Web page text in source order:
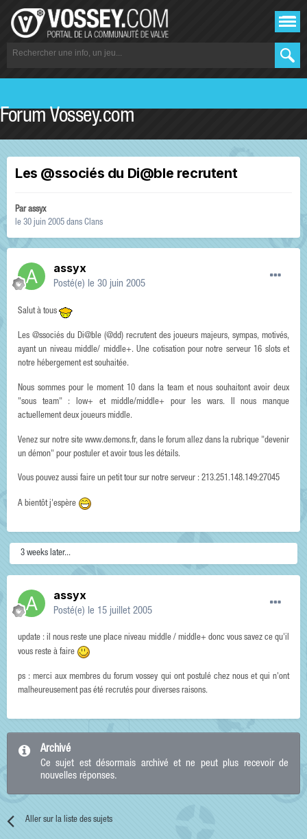
Forum Vossey.com
Les @ssociés du Di@ble recrutent
Parassyx
le 30 juin 2005 dans Clans
assyx
Posté(e) le 30 juin 2005
Salut à tous
Les @ssociés du Di@ble (@dd) recrutent des joueurs majeurs, sympas, motivés,
ayant un niveau middle/ middle+. Une cotisation pour notre serveur 16 slots et
notre hébergement est souhaitée.
Nous sommes pour le moment 10 dans la team et nous souhaitont avoir deux
"sous team" : low+ et middle/middle+ pour les wars. Il nous manque
actuellement deux joueurs middle.
Venez sur notre site www.demons.fr, dans le forum allez dans la rubrique "devenir
un démon" pour postuler et avoir tous les détails.
Vous pouvez aussi faire un petit tour sur notre serveur : 213.251.148.149:27045
A bientôt j'espère
3 weeks later...
assyx
Posté(e) le 15 juillet 2005
update : il nous reste une place niveau middle / middle+ donc vous savez ce qu'il
vous reste à faire
ps : merci aux membres du forum vossey qui ont postulé chez nous et qui n'ont
malheureusement pas été recrutés pour diverses raisons.
Archivé
Ce sujet est désormais archivé et ne peut plus recevoir de
nouvelles réponses.
Aller sur la liste des sujets